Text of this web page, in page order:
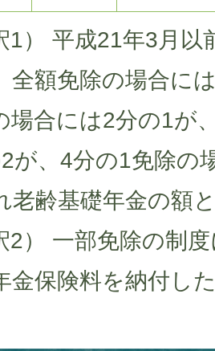
1） 平成21年3月
全額免除の場合に
場合には2分の1が
が、4分の1免除の
老齢基礎年金の額
2） 一部免除の制
金保険料を納付し